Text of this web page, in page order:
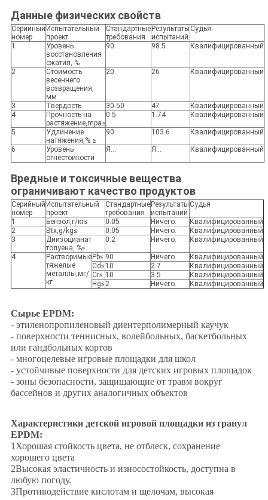
Данные физических свойств
Серийный
номер
Испытательный
проект
Стандартные
требования
Результаты
испытаний
Судья
1
Уровень
восстановления
сжатия, %
90 98.5 Квалифицированный
2
Стоимость
весеннего
возвращения,
мм
20 26 Квалифицированный
3 Твердость 30-50 47
Квалифицированный
4
Прочность на
растяжение,mpa≥
0.5 1.74 Квалифицированный
5
Удлинение
натяжения,% ≥
90 103.6 Квалифицированный
6
Уровень
огнестойкости
Я... Я... Квалифицированный
Вредные и токсичные вещества
ограничивают качество продуктов
Серийный
номер
Испытательный
проект
Стандартные
требования
Результаты
испытаний
Судья
1 Бензол,г/кг≤ 0.05 Ничего.
Квалифицированный
2
Btx,g/kg≤ 0.05 Ничего.
Квалифицированный
3
Диизоцианат
толуена, %≤
0.2 Ничего. Квалифицированный
4
Растворимые
тяжелые
металлы,мг/
кг
Pb≤ 90 Ничего.
Квалифицированный
Cd≤ 10 2.7
Квалифицированный
Cr≤ 10 3.5
Квалифицированный
Hg≤ 2 Ничего. Квалифицированный
Сырье EPDM:
- этиленопропиленовый диентерполимерный каучук
- поверхности теннисных, волейбольных, баскетбольных
или гандбольных кортов
- многоцелевые игровые площадки для школ
- устойчивые поверхности для детских игровых площадок
- зоны безопасности, защищающие от травм вокруг
бассейнов и других аналогичных объектов
Характеристики детской игровой площадки из гранул
EPDM:
1Хорошая стойкость цвета, не отблеск, сохранение
хорошего цвета
2Высокая эластичность и износостойкость, доступна в
любую погоду.
3Противодействие кислотам и щелочам, высокая